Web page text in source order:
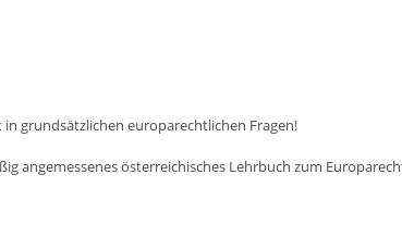
grundsätzlichen europarechtlichen Fragen!
österreichisches Lehrbuch zum